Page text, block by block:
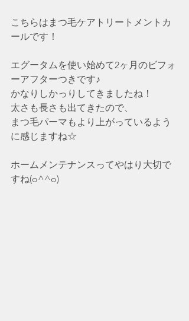
こちらはまつ毛ケアトリートメントカ
ールです！
エグータムを使い始めて2ヶ月のビフォ
ーアフターつきです♪
かなりしかっりしてきましたね！
太さも長さも出てきたので、
まつ毛パーマもより上がっているよう
に感じますね☆
ホームメンテナンスってやはり大切で
すね(o^^o)